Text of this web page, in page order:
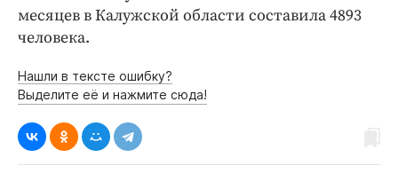
месяцев в Калужской области составила 4893
человека.
Нашли в тексте ошибку?
Выделите её и нажмите сюда!